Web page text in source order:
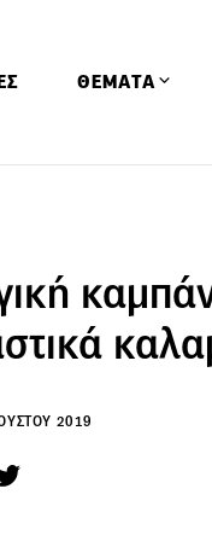
ΘΕΜΑΤΑ
Ειδήσεις
Έρευνες
2019